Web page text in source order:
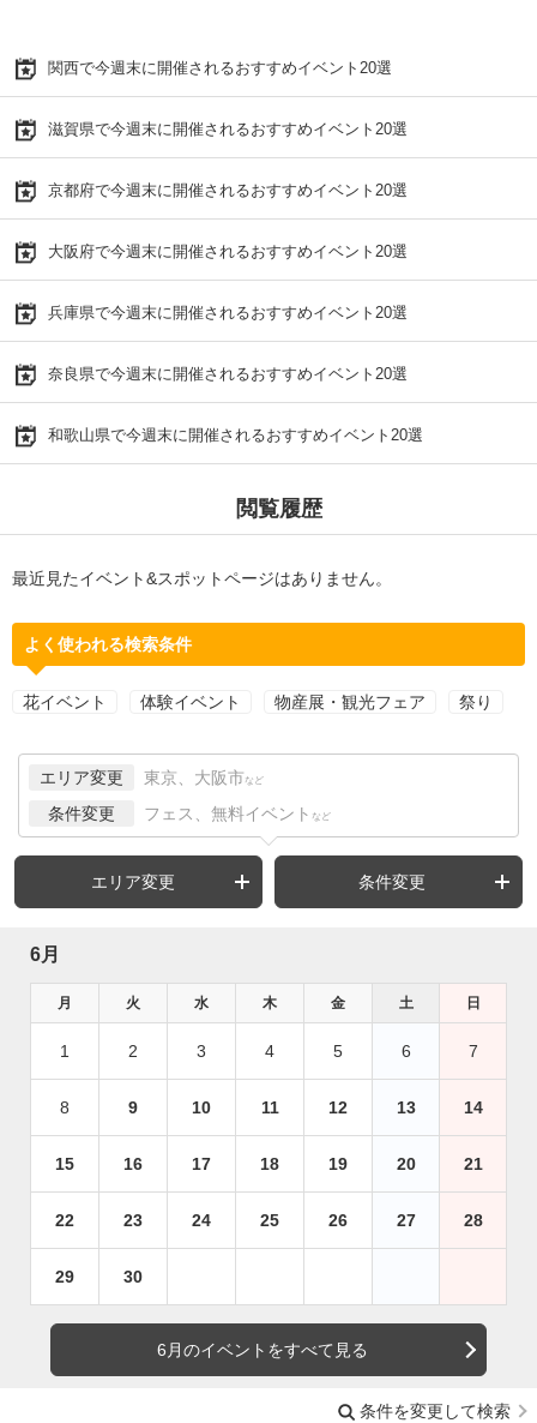
関西で今週末に開催されるおすすめイベント20選
滋賀県で今週末に開催されるおすすめイベント20選
京都府で今週末に開催されるおすすめイベント20選
大阪府で今週末に開催されるおすすめイベント20選
兵庫県で今週末に開催されるおすすめイベント20選
奈良県で今週末に開催されるおすすめイベント20選
和歌山県で今週末に開催されるおすすめイベント20選
閲覧履歴
最近見たイベント&スポットページはありません。
よく使われる検索条件
花イベント 体験イベント 物産展・観光フェア 祭り
エリア変更 東京、大阪市 など
条件変更 フェス、無料イベント など
エリア変更 条件変更
6月
月 火 水 木 金 土 日
1 2 3 4 5 6 7
8 9 10 11 12 13 14
15 16 17 18 19 20 21
22 23 24 25 26 27 28
29 30
6月のイベントをすべて見る
条件を変更して検索